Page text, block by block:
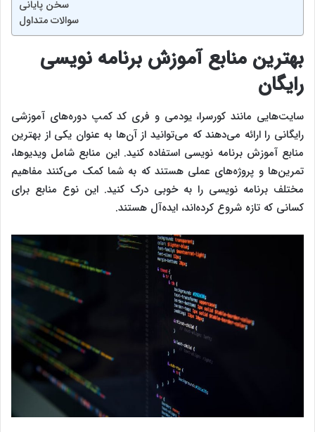
سخن پایانی
سوالات متداول
بهترین منابع آموزش برنامه‌ نویسی
رایگان
سایت‌هایی مانند کورسرا، یودمی و فری‌ کد کمپ دوره‌های آموزشی
رایگانی را ارائه می‌دهند که می‌توانید از آن‌ها به عنوان یکی از بهترین
منابع آموزش برنامه‌ نویسی استفاده کنید. این منابع شامل ویدیوها،
تمرین‌ها و پروژه‌های عملی هستند که به شما کمک می‌کنند مفاهیم
مختلف برنامه‌ نویسی را به خوبی درک کنید. این نوع منابع برای
کسانی که تازه شروع کرده‌اند، ایده‌آل هستند.